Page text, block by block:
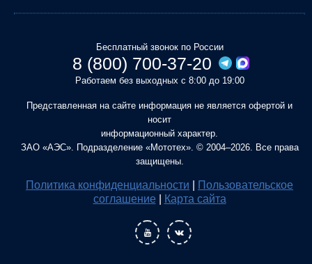
Бесплатный звонок по России
8 (800) 700-37-20
Работаем без выходных с 8:00 до 19:00
Представленная на сайте информация не является офертой и
носит
информационный характер.
ЗАО «АЭС». Подразделение «Мототех». © 2004–2026. Все права
защищены.
Политика конфиденциальности
Пользовательское
соглашение
Карта сайта